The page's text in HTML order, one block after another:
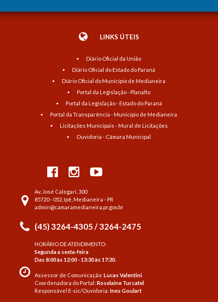
LINKS ÚTEIS
Diário Oficial da União
Diário Oficial do Estado do Paraná
Diário Oficial do Município de Medianeira
Portal da Legislação - Planalto
Portal da Legislação - Estado do Paraná
Portal da Transparência - Município de Medianeira
Licitações Municipais - Mural de Licitações
Ouvidoria - Câmara Municipal
Av. José Calegari, 300
85720 - 052, Ipê, Medianeira - PR
admin@camaramedianeira.pr.gov.br
(45) 3264-4305 / 3264-2475
HORÁRIO DE ATENDIMENTO:
Segunda a sexta-feira
Das 8:00 às 12:00 - 13:30 às 17:30.
Assessor de Comunicação:Lucas Valentini
Coordenadora do Portal:Roselaine Turcatel
Responsável E-sic/Ouvidoria:Ines Goulart